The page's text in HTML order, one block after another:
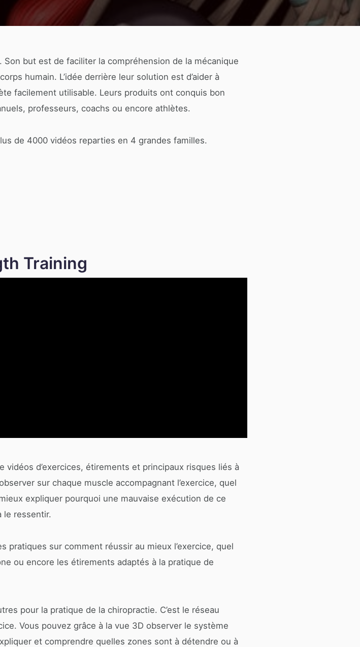
but est de faciliter la compréhension de la mécanique
humain. L’idée derrière leur solution est d’aider à
facilement utilisable. Leurs produits ont conquis bon
professeurs, coachs ou encore athlètes.
de 4000 vidéos reparties en 4 grandes familles.
Training
vidéos d’exercices, étirements et principaux risques liés à
sur chaque muscle accompagnant l’exercice, quel
expliquer pourquoi une mauvaise exécution de ce
le ressentir.
pratiques sur comment réussir au mieux l’exercice, quel
ou encore les étirements adaptés à la pratique de
pour la pratique de la chiropractie. C’est le réseau
Vous pouvez grâce à la vue 3D observer le système
et comprendre quelles zones sont à détendre ou à